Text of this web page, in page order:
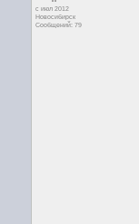
с июл 2012
Новосибирск
Сообщений: 79